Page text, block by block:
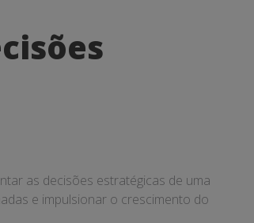
as decisões estratégicas de uma
e impulsionar o crescimento do